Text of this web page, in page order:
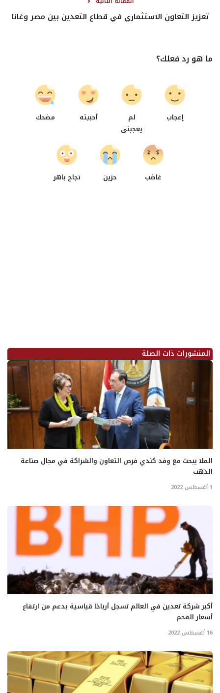
تعزيز التعاون الاستثماري في قطاع التعدين بين مصر وغانا
ما هو رد فعلك؟
إعجاب
لم
يعجبنى
أحببته مضحك
غاضب حزين نجاح باهر
المنشورات ذات الصلة
الملا يبحث مع وفد كندي فرص التعاون والشراكة في مجال صناعة
الذهب
1 أغسطس 2022
أكبر شركة تعدين في العالم تسجل أرباحًا قياسية بدعم من ارتفاع
أسعار الفحم
16 أغسطس 2022